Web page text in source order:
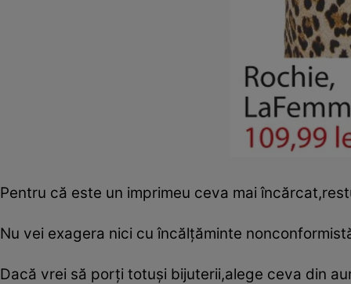
Pentru că este un imprimeu ceva mai
Nu vei exagera nici cu încălţăminte
Dacă vrei să porţi totuşi bijuterii,alege ceva din